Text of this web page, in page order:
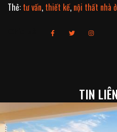
Thẻ: tư vấn, thiết kế, nội thất nhà ở
TIN